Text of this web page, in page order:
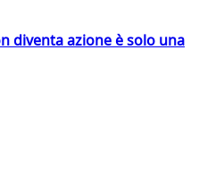
diventa azione è solo una